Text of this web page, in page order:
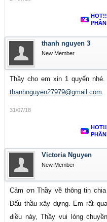
thanh nguyen 3
New Member
Thầy cho em xin 1 quyển
thanhnguyen27979@gmail.com
31/07/18
Victoria Nguyen
New Member
Cảm ơn Thầy về thông tin
Đấu thầu xây dựng. Em rất
điều này, Thầy vui lòng